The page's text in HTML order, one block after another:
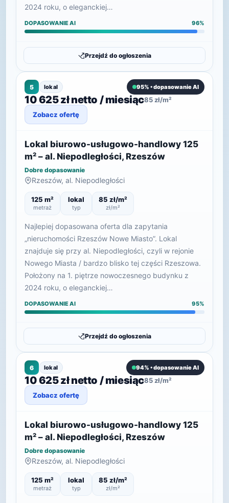
2024 roku, o eleganckiej…
DOPASOWANIE AI 96%
Przejdź do ogłoszenia
5 lokal 95% • dopasowanie AI
10 625 zł netto / miesiąc85 zł/m²
Zobacz ofertę
Lokal biurowo-usługowo-handlowy 125
m² – al. Niepodległości, Rzeszów
Dobre dopasowanie
Rzeszów, al. Niepodległości
125 m²
metraż
lokal
typ
85 zł/m²
zł/m²
Najlepiej dopasowana oferta dla zapytania
„nieruchomości Rzeszów Nowe Miasto”. Lokal
znajduje się przy al. Niepodległości, czyli w rejonie
Nowego Miasta / bardzo blisko tej części Rzeszowa.
Położony na 1. piętrze nowoczesnego budynku z
2024 roku, o eleganckiej…
DOPASOWANIE AI 95%
Przejdź do ogłoszenia
6 lokal 94% • dopasowanie AI
10 625 zł netto / miesiąc85 zł/m²
Zobacz ofertę
Lokal biurowo-usługowo-handlowy 125
m² – al. Niepodległości, Rzeszów
Dobre dopasowanie
Rzeszów, al. Niepodległości
125 m²
metraż
lokal
typ
85 zł/m²
zł/m²